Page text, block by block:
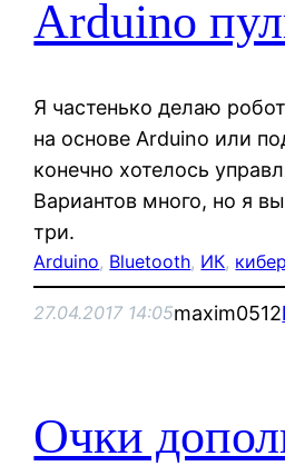
Arduino
Я частенько делаю
на основе Arduino или
конечно хотелось
Вариантов много, но я
три.
Arduino, Bluetooth, ИК,
27.04.2017 14:05maxim0512
Очки